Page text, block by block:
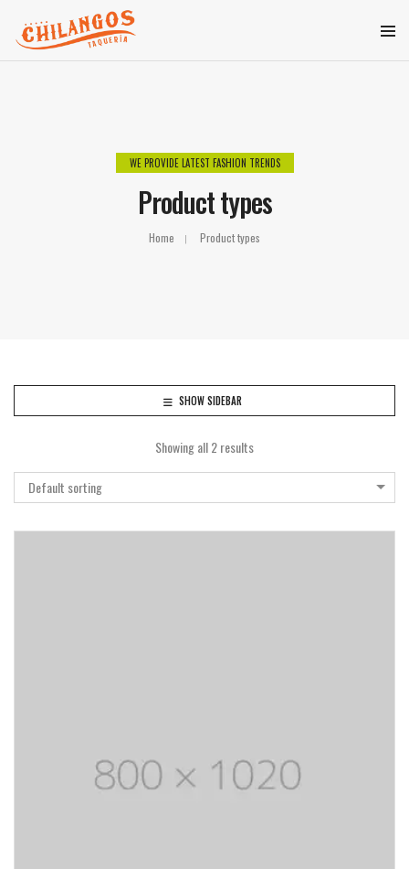
WE PROVIDE LATEST FASHION TRENDS
Product types
Home Product types
SHOW SIDEBAR
Showing all 2 results
Default sorting